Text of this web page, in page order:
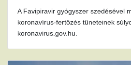
A Favipiravir gyógyszer szedésével
koronavírus-fertőzés tüneteinek
koronavirus.gov.hu.